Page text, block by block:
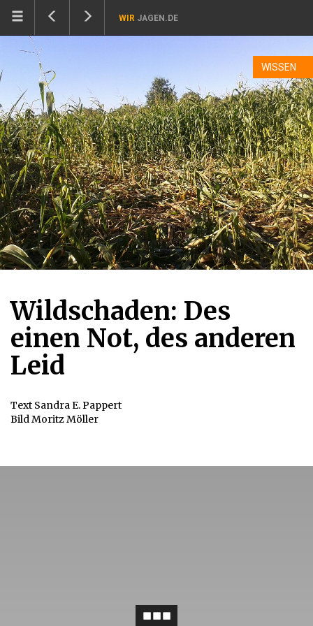
WIR JAGEN.DE
WISSEN
Wildschaden: Des
einen Not, des anderen
Leid
Text Sandra E. Pappert
Bild Moritz Möller